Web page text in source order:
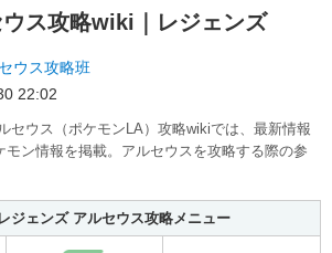
ス攻略wiki｜レジェンズ
ウス攻略班
22:02
セウス（ポケモンLA）攻略wikiでは、最新情報
モン情報を掲載。アルセウスを攻略する際の参
ジェンズ アルセウス攻略メニュー